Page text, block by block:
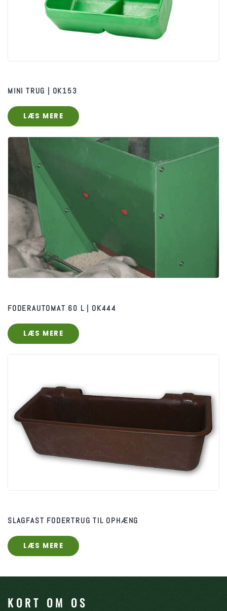
MINI TRUG | OK153
LÆS MERE
FODERAUTOMAT 60 L | OK444
LÆS MERE
SLAGFAST FODERTRUG TIL OPHÆNG
LÆS MERE
KORT OM OS